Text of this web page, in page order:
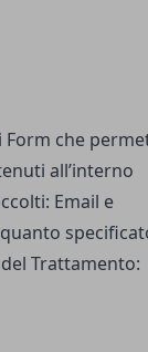
Form che
all’interno
Email e
Trattamento: